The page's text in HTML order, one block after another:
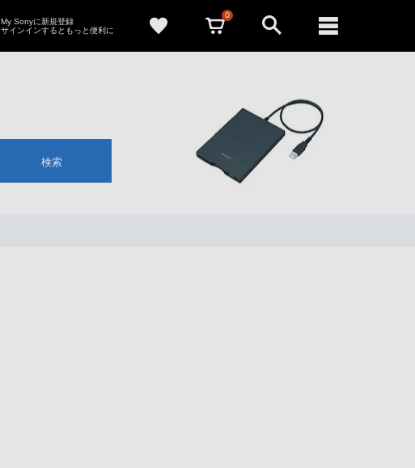
My Sonyに新規登録
サインインするともっと便利に
0
検索